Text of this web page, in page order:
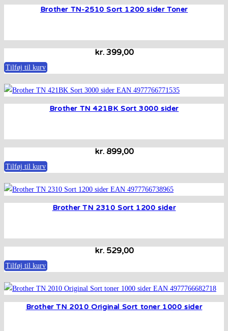
Brother TN-2510 Sort 1200 sider Toner
kr.399,00
Tilføj til kurv
Brother TN 421BK Sort 3000 sider
kr.899,00
Tilføj til kurv
Brother TN 2310 Sort 1200 sider
kr.529,00
Tilføj til kurv
Brother TN 2010 Original Sort toner 1000 sider